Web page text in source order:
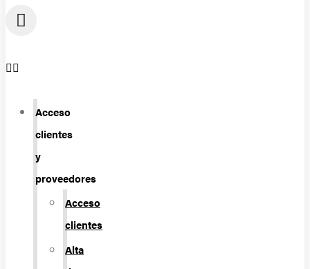
Acceso
clientes
y
proveedores
Acceso
clientes
Alta